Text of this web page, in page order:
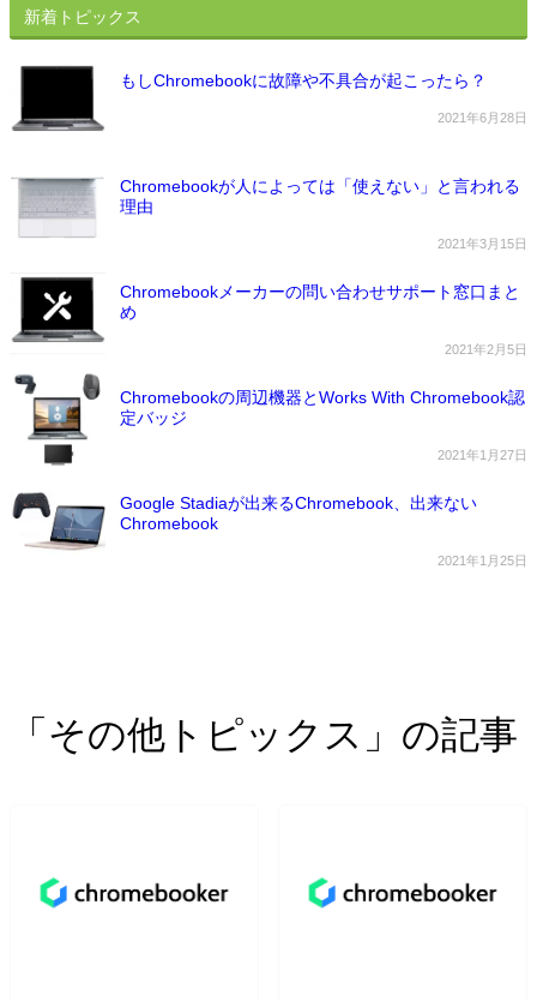
新着トピックス
もしChromebookに故障や不具合が起こったら？
2021年6月28日
Chromebookが人によっては「使えない」と言われる
理由
2021年3月15日
Chromebookメーカーの問い合わせサポート窓口まと
め
2021年2月5日
Chromebookの周辺機器とWorks With Chromebook認
定バッジ
2021年1月27日
Google Stadiaが出来るChromebook、出来ない
Chromebook
2021年1月25日
「その他トピックス」の記事